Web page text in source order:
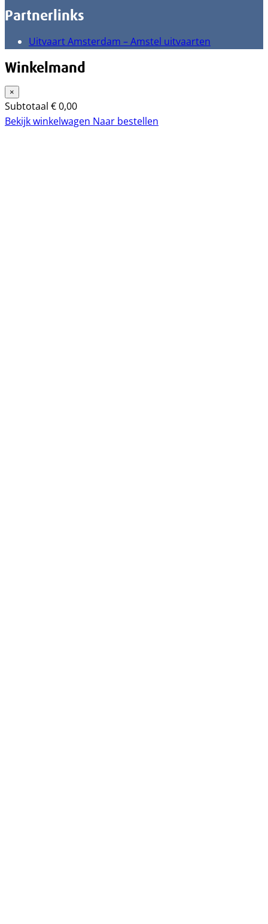
Partnerlinks
Uitvaart Amsterdam – Amstel uitvaarten
Winkelmand
×
Subtotaal €0,00
Bekijk winkelwagen Naar bestellen